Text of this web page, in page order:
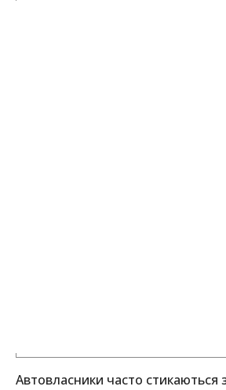
Автовласники часто стикаються